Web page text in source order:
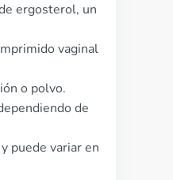
ergosterol, un
vaginal
o polvo.
de
puede variar en